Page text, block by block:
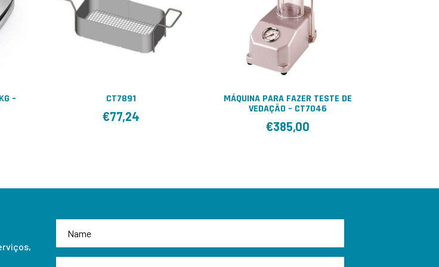
–
CT7891
€77,24
MÁQUINA PARA FAZER TESTE DE
VEDAÇÃO – CT7046
€385,00